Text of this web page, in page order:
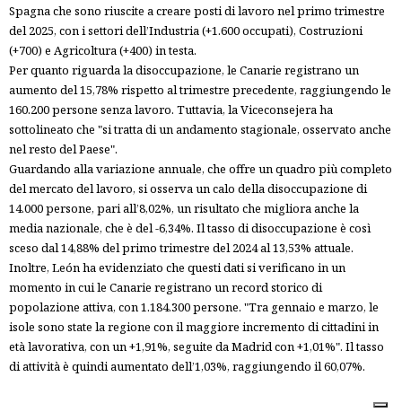
Spagna che sono riuscite a creare posti di lavoro nel primo trimestre
del 2025, con i settori dell’Industria (+1.600 occupati), Costruzioni
(+700) e Agricoltura (+400) in testa.
Per quanto riguarda la disoccupazione, le Canarie registrano un
aumento del 15,78% rispetto al trimestre precedente, raggiungendo le
160.200 persone senza lavoro. Tuttavia, la Viceconsejera ha
sottolineato che "si tratta di un andamento stagionale, osservato anche
nel resto del Paese".
Guardando alla variazione annuale, che offre un quadro più completo
del mercato del lavoro, si osserva un calo della disoccupazione di
14.000 persone, pari all’8,02%, un risultato che migliora anche la
media nazionale, che è del -6,34%. Il tasso di disoccupazione è così
sceso dal 14,88% del primo trimestre del 2024 al 13,53% attuale.
Inoltre, León ha evidenziato che questi dati si verificano in un
momento in cui le Canarie registrano un record storico di
popolazione attiva, con 1.184.300 persone. "Tra gennaio e marzo, le
isole sono state la regione con il maggiore incremento di cittadini in
età lavorativa, con un +1,91%, seguite da Madrid con +1,01%". Il tasso
di attività è quindi aumentato dell’1,03%, raggiungendo il 60,07%.